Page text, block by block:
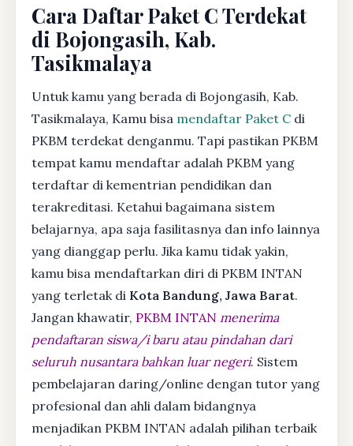
Cara Daftar Paket C Terdekat
di Bojongasih, Kab.
Tasikmalaya
Untuk kamu yang berada di Bojongasih, Kab.
Tasikmalaya, Kamu bisa mendaftar Paket C di
PKBM terdekat denganmu. Tapi pastikan PKBM
tempat kamu mendaftar adalah PKBM yang
terdaftar di kementrian pendidikan dan
terakreditasi. Ketahui bagaimana sistem
belajarnya, apa saja fasilitasnya dan info lainnya
yang dianggap perlu. Jika kamu tidak yakin,
kamu bisa mendaftarkan diri di PKBM INTAN
yang terletak di Kota Bandung, Jawa Barat.
Jangan khawatir, PKBM INTAN menerima
pendaftaran siswa/i baru atau pindahan dari
seluruh nusantara bahkan luar negeri. Sistem
pembelajaran daring/online dengan tutor yang
profesional dan ahli dalam bidangnya
menjadikan PKBM INTAN adalah pilihan terbaik